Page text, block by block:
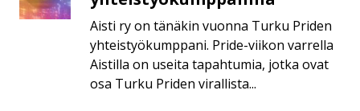
mukana
yhteistyökumppanina
Aisti ry on tänäkin vuonna Turku Priden
yhteistyökumppani. Pride-viikon varrella
Aistilla on useita tapahtumia, jotka ovat
osa Turku Priden virallista...